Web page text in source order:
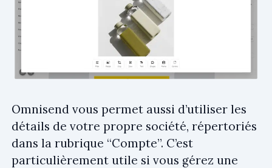
Omnisend vous permet aussi d’utiliser les
détails de votre propre société, répertoriés
dans la rubrique “Compte”. C’est
particulièrement utile si vous gérez une